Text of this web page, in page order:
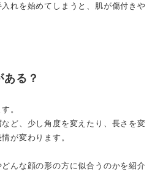
れを始めてしまうと、肌が傷付きや
る？
。
ど、少し角度を変えたり、長さを変
が変わります。
んな顔の形の方に似合うのかを紹介